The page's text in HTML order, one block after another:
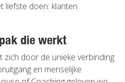
liefste doen: klanten
die werkt
zich door de unieke verbinding
en menselijke